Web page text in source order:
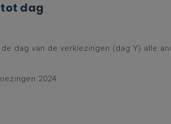
dag
dag van de verkiezingen (dag Y) alle
2024